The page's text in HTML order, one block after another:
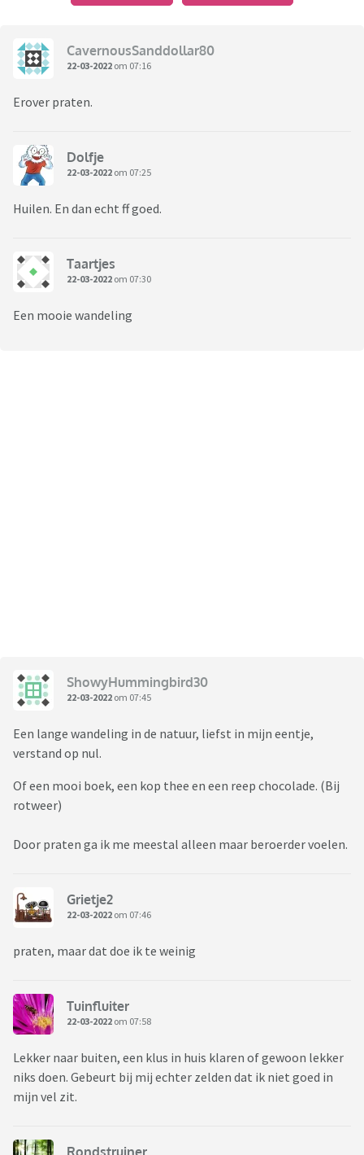
CavernousSanddollar80
22-03-2022 om 07:16
Erover praten.
Dolfje
22-03-2022 om 07:25
Huilen. En dan echt ff goed.
Taartjes
22-03-2022 om 07:30
Een mooie wandeling
ShowyHummingbird30
22-03-2022 om 07:45
Een lange wandeling in de natuur, liefst in mijn eentje,
verstand op nul.
Of een mooi boek, een kop thee en een reep chocolade. (Bij
rotweer)
Door praten ga ik me meestal alleen maar beroerder voelen.
Grietje2
22-03-2022 om 07:46
praten, maar dat doe ik te weinig
Tuinfluiter
22-03-2022 om 07:58
Lekker naar buiten, een klus in huis klaren of gewoon lekker
niks doen. Gebeurt bij mij echter zelden dat ik niet goed in
mijn vel zit.